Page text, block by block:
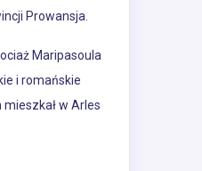
Prowansja.
Maripasoula
i romańskie
w Arles